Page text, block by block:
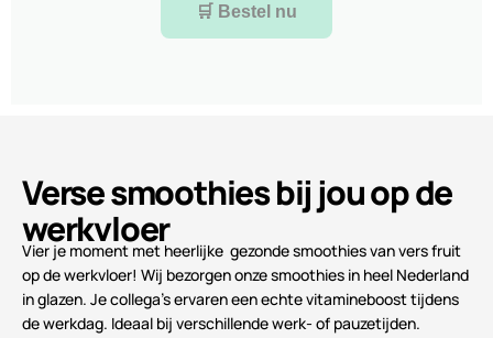
🛒 Bestel nu
Verse smoothies bij jou op de
werkvloer
Vier je moment met heerlijke gezonde smoothies van vers fruit
op de werkvloer! Wij bezorgen onze smoothies in heel Nederland
in glazen. Je collega’s ervaren een echte vitamineboost tijdens
de werkdag. Ideaal bij verschillende werk- of pauzetijden.